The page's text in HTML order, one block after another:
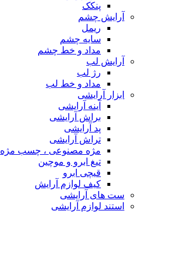
پنکک
آرایش چشم
ریمل
سایه چشم
مداد و خط چشم
آرایش لب
رژ لب
مداد و خط لب
ابزار آرایشی
آینه آرایشی
براش آرایشی
پد آرایشی
تراش آرایشی
مژه مصنوعی ، چسب مژه
تیغ ابرو و موچین
قیچی ابرو
کیف لوازم آرایش
ست های آرایشی
استند لوازم آرایشی